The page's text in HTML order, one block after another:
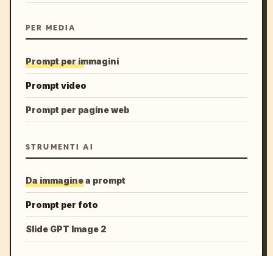
PER MEDIA
Prompt per immagini
Prompt video
Prompt per pagine web
STRUMENTI AI
Da immagine a prompt
Prompt per foto
Slide GPT Image 2